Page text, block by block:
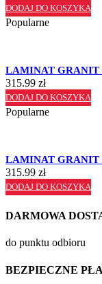
DODAJ DO KOSZYKA
Popularne
LAMINAT GRANIT
315.99 zł
DODAJ DO KOSZYKA
Popularne
LAMINAT GRANIT
315.99 zł
DODAJ DO KOSZYKA
DARMOWA
do punktu odbioru
BEZPIECZNE